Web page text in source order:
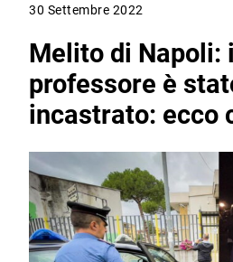
30 Settembre 2022
Melito di Napoli:
professore è
incastrato: ecco